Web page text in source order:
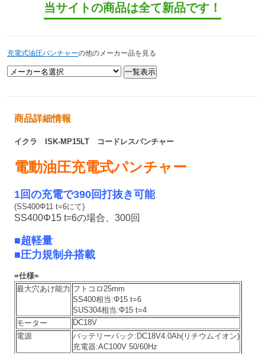
当サイトの商品は全て新品です！
充電式油圧パンチャーの他のメーカー品を見る
商品詳細情報
イクラ ISK-MP15LT コードレスパンチャー
電動油圧充電式パンチャー
1回の充電で390回打抜き可能
(SS400Φ11 t=6にて)
SS400Φ15 t=6の場合、300回
■超軽量
■圧力規制弁搭載
=仕様=
最大穴あけ能力 フトコロ25mm
SS400相当:Φ15 t=6
SUS304相当:Φ15 t=4
モーター
DC18V
電源
バッテリーパック:DC18V4.0Ah(リチウムイオン)
充電器:AC100V 50/60Hz